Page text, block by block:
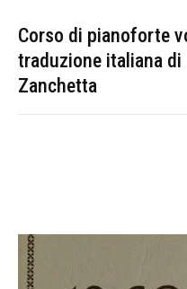
Corso di pianoforte
traduzione italiana di
Zanchetta